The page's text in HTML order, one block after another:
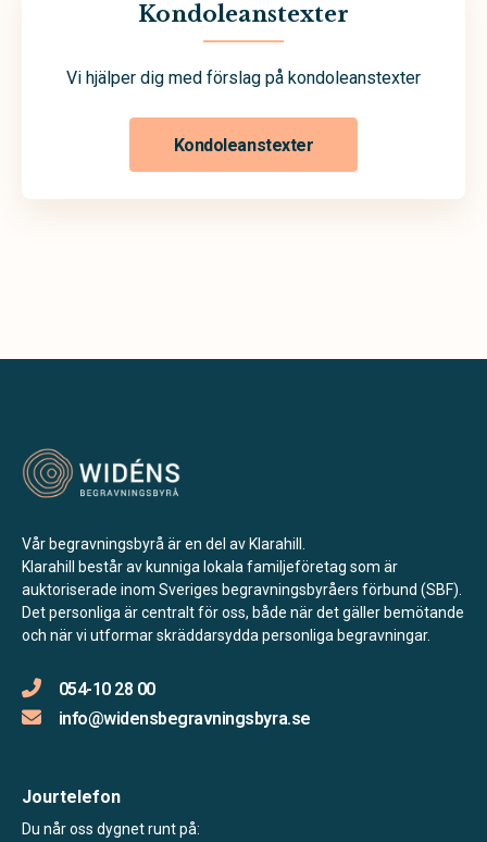
Kondoleanstexter
Vi hjälper dig med förslag på kondoleanstexter
Kondoleanstexter
Vår begravningsbyrå är en del av Klarahill.
Klarahill består av kunniga lokala familjeföretag som är
auktoriserade inom Sveriges begravningsbyråers förbund (SBF).
Det personliga är centralt för oss, både när det gäller bemötande
och när vi utformar skräddarsydda personliga begravningar.
054-10 28 00
info@widensbegravningsbyra.se
Jourtelefon
Du når oss dygnet runt på: